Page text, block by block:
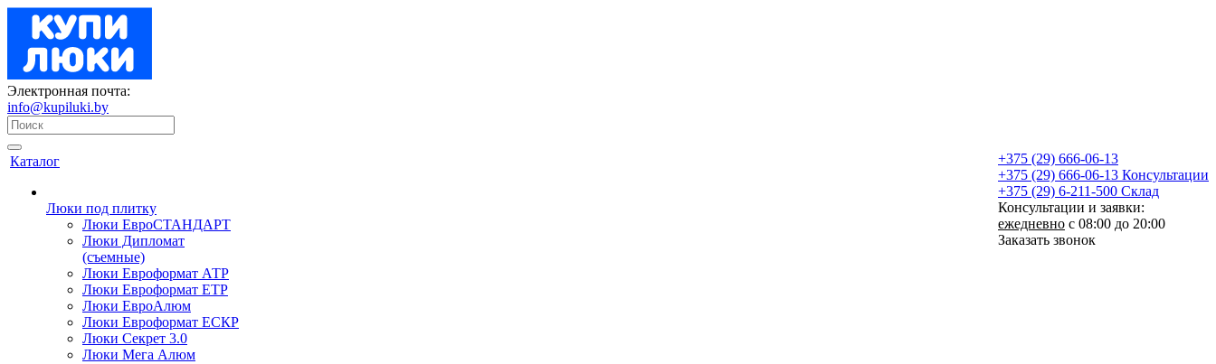
Электронная почта:
info@kupiluki.by
+375 (29) 666-06-13
+375 (29) 666-06-13 Консультации
+375 (29) 6-211-500 Склад
Консультации и заявки:
ежедневно с 08:00 до 20:00
Заказать звонок
Каталог
Люки под плитку
Люки ЕвроСТАНДАРТ
Люки Дипломат
(съемные)
Люки Евроформат АТР
Люки Евроформат ЕТР
Люки ЕвроАлюм
Люки Евроформат ЕСКР
Люки Секрет 3.0
Люки Мега Алюм